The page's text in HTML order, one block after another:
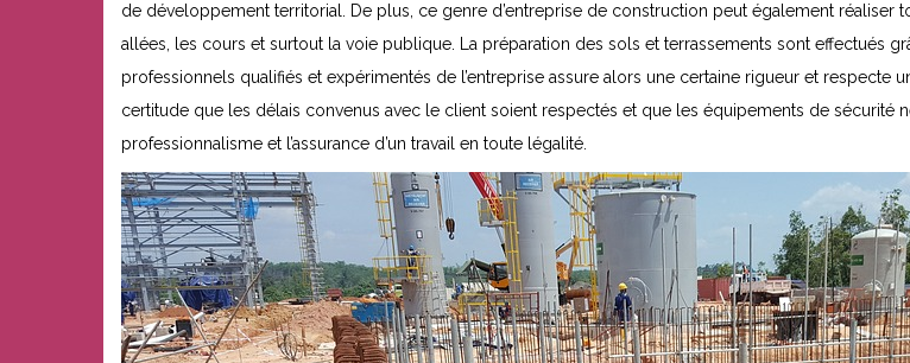
de développement territorial. De plus, ce genre d’entreprise de construction peut également réaliser
allées, les cours et surtout la voie publique. La préparation des sols et terrassements sont effectués
professionnels qualifiés et expérimentés de l’entreprise assure alors une certaine rigueur et respecte
certitude que les délais convenus avec le client soient respectés et que les équipements de sécurité
professionnalisme et l’assurance d’un travail en toute légalité.